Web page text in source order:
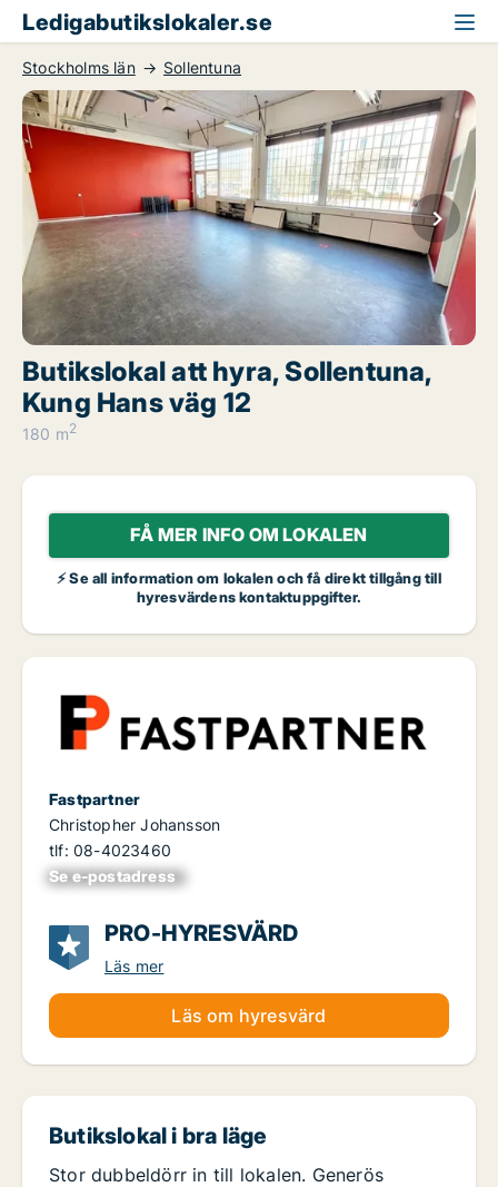
Ledigabutikslokaler.se
Stockholms län Sollentuna
Butikslokal att hyra, Sollentuna,
Kung Hans väg 12
180 m2
FÅ MER INFO OM LOKALEN
⚡ Se all information om lokalen och få direkt tillgång till
hyresvärdens kontaktuppgifter.
Fastpartner
Christopher Johansson
tlf: 08-4023460
Se e-postadress
xxxxxxxxxxxxxxx
PRO-HYRESVÄRD
Läs mer
Läs om hyresvärd
Butikslokal i bra läge
Stor dubbeldörr in till lokalen. Generös